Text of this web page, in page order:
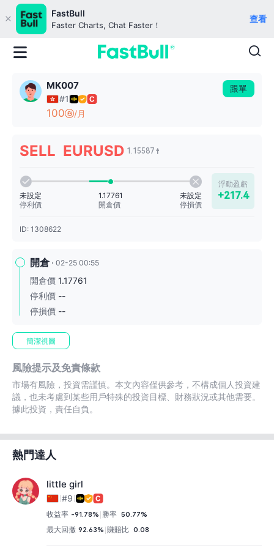
FastBull
Faster Charts, Chat Faster！
查看
MK007
#1
100 /月
跟單
SELL EURUSD 1.15587
停利價
未設定
1.17761
開倉價
停損價
未設定
浮動盈虧
+217.4
ID: 1308622
開倉 02-25 00:55
開倉價 1.17761
停利價 --
停損價 --
簡潔視圖
風險提示及免責條款
市場有風險，投資需謹慎。本文內容僅供參考，不構成個人投資建
議，也未考慮到某些用戶特殊的投資目標、財務狀況或其他需要。
據此投資，責任自負。
熱門達人
little girl
#9
收益率 -91.78% 勝率 50.77%
最大回撤 92.63% 賺賠比 0.08